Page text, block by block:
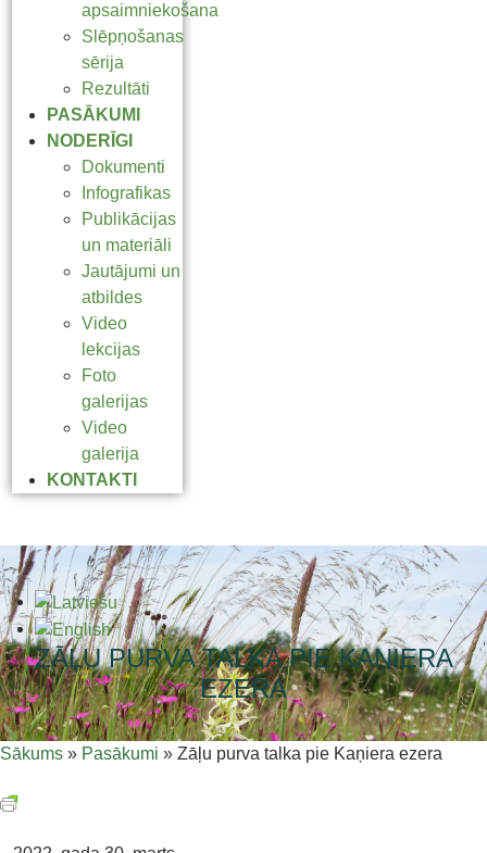
apsaimniekošana
Slēpņošanas
sērija
Rezultāti
PASĀKUMI
NODERĪGI
Dokumenti
Infografikas
Publikācijas
un materiāli
Jautājumi un
atbildes
Video
lekcijas
Foto
galerijas
Video
galerija
KONTAKTI
ZĀĻU PURVA TALKA PIE KAŅIERA
EZERA
Sākums » Pasākumi » Zāļu purva talka pie Kaņiera ezera